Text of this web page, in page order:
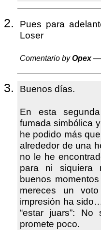
Pues para
Loser
Comentario byOpex—
Buenos días.
En esta
fumada simbólica
he podido más
alrededor de una
no le he
para ni siquiera
buenos
mereces un
impresión ha
“estar juars”:
promete poco.